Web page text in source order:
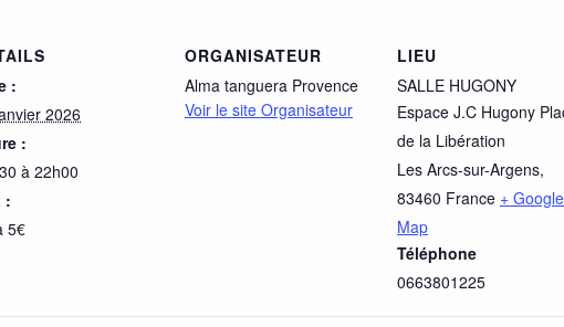
:
2026
:
à 22h00
:
5€
ORGANISATEUR
Alma tanguera Provence
Voir le site Organisateur
LIEU
SALLE HUGONY
Espace J.C Hugony
de la Libération
Les Arcs-sur-Argens,
83460 France + Google
Map
Téléphone
0663801225